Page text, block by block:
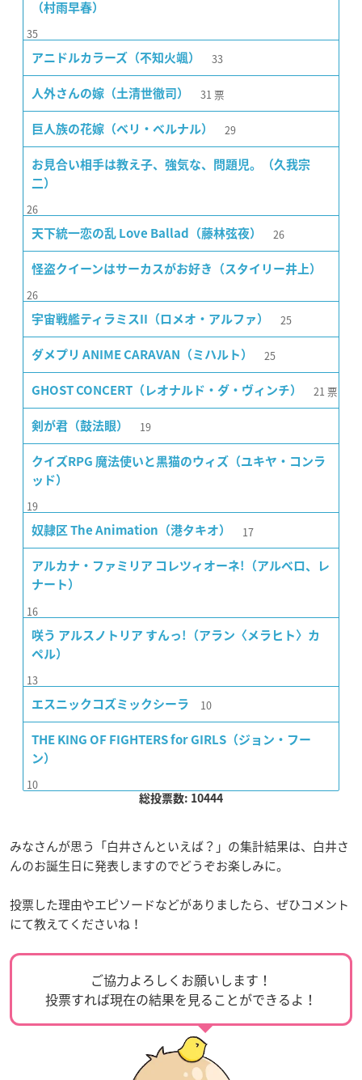
（村雨早春）
35
アニドルカラーズ（不知火颯） 33
人外さんの嫁（土清世徹司） 31 票
巨人族の花嫁（ベリ・ベルナル） 29
お見合い相手は教え子、強気な、問題児。（久我宗
二）
26
天下統一恋の乱 Love Ballad（藤林弦夜） 26
怪盗クイーンはサーカスがお好き（スタイリー井上）
26
宇宙戦艦ティラミスII（ロメオ・アルファ） 25
ダメプリ ANIME CARAVAN（ミハルト） 25
GHOST CONCERT（レオナルド・ダ・ヴィンチ） 21 票
剣が君（鼓法眼） 19
クイズRPG 魔法使いと黒猫のウィズ（ユキヤ・コンラ
ッド）
19
奴隷区 The Animation（港タキオ） 17
アルカナ・ファミリア コレツィオーネ!（アルベロ、レ
ナート）
16
咲う アルスノトリア すんっ!（アラン〈メラヒト〉カ
ペル）
13
エスニックコズミックシーラ 10
THE KING OF FIGHTERS for GIRLS（ジョン・フー
ン）
10
総投票数: 10444
みなさんが思う「白井さんといえば？」の集計結果は、白井さ
んのお誕生日に発表しますのでどうぞお楽しみに。
投票した理由やエピソードなどがありましたら、ぜひコメント
にて教えてくださいね！
ご協力よろしくお願いします！
投票すれば現在の結果を見ることができるよ！